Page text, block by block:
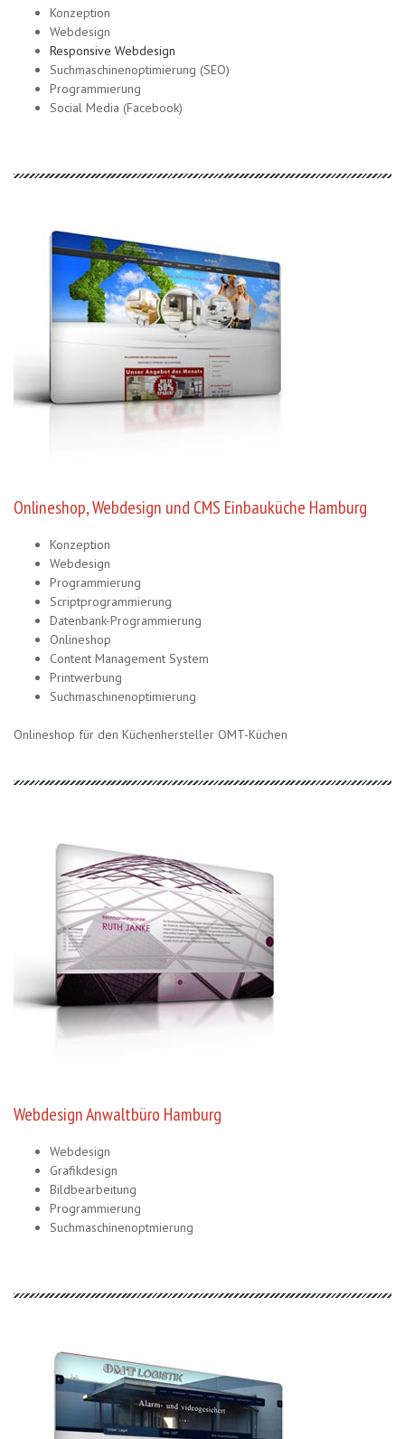
Konzeption
Webdesign
Responsive Webdesign
Suchmaschinenoptimierung (SEO)
Programmierung
Social Media (Facebook)
Onlineshop, Webdesign und CMS Einbauküche Hamburg
Konzeption
Webdesign
Programmierung
Scriptprogrammierung
Datenbank-Programmierung
Onlineshop
Content Management System
Printwerbung
Suchmaschinenoptimierung
Onlineshop für den Küchenhersteller OMT-Küchen
Webdesign Anwaltbüro Hamburg
Webdesign
Grafikdesign
Bildbearbeitung
Programmierung
Suchmaschinenoptmierung